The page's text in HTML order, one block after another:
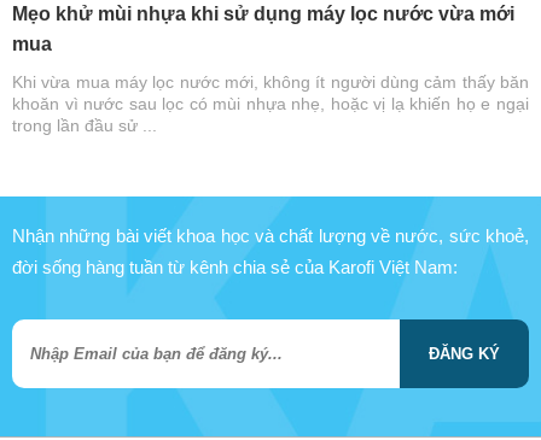
Mẹo khử mùi nhựa khi sử dụng máy lọc nước vừa mới
mua
Khi vừa mua máy lọc nước mới, không ít người dùng cảm thấy băn
khoăn vì nước sau lọc có mùi nhựa nhẹ, hoặc vị lạ khiến họ e ngại
trong lần đầu sử ...
Nhận những bài viết khoa học và chất lượng về nước, sức khoẻ,
đời sống hàng tuần từ kênh chia sẻ của Karofi Việt Nam:
ĐĂNG KÝ